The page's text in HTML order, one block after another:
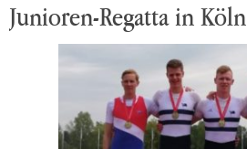
Junioren-Regatta in Köln